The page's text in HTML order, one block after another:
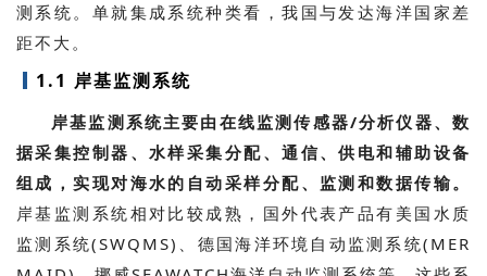
测系统。单就集成系统种类看，我国与发达海洋国家差
距不大。
1.1 岸基监测系统
岸基监测系统主要由在线监测传感器/分析仪器、数
据采集控制器、水样采集分配、通信、供电和辅助设备
组成，实现对海水的自动采样分配、监测和数据传输。
岸基监测系统相对比较成熟，国外代表产品有美国水质
监测系统(SWQMS)、德国海洋环境自动监测系统(MER